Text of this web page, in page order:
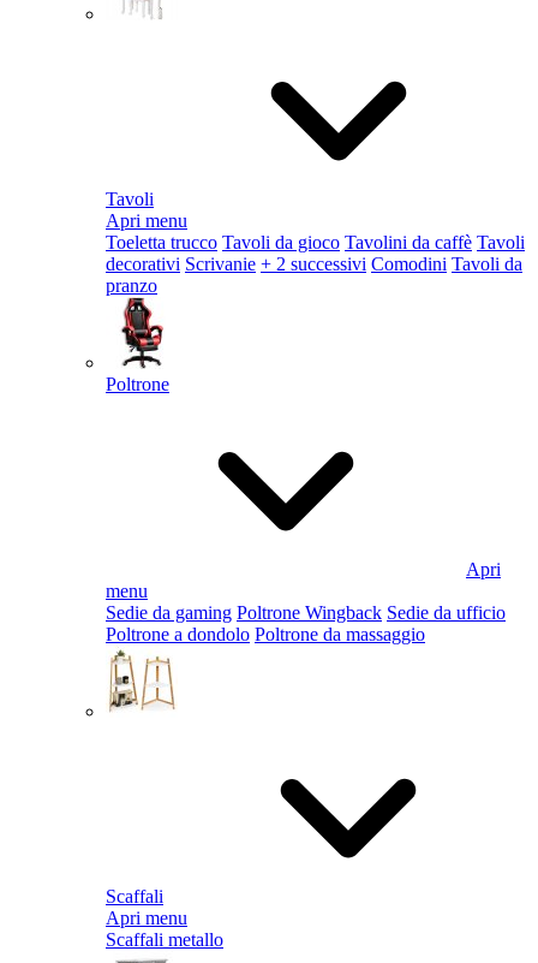
Tavoli
Apri menu
Toeletta trucco Tavoli da gioco Tavolini da caffè Tavoli
decorativi Scrivanie + 2 successivi Comodini Tavoli da
pranzo
Poltrone
Apri
menu
Sedie da gaming Poltrone Wingback Sedie da ufficio
Poltrone a dondolo Poltrone da massaggio
Scaffali
Apri menu
Scaffali metallo